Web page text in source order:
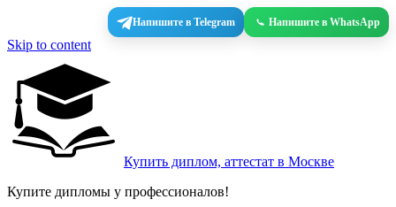
Напишите в Telegram Напишите в WhatsApp
Skip to content
Купить диплом, аттестат в Москве
Купите дипломы у профессионалов!